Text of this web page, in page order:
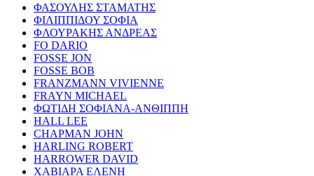
ΦΑΣΟΥΛΗΣ ΣΤΑΜΑΤΗΣ
ΦΙΛΙΠΠΙΔΟΥ ΣΟΦΙΑ
ΦΛΟΥΡΑΚΗΣ ΑΝΔΡΕΑΣ
FO DARIO
FOSSE JON
FOSSE BOB
FRANZMANN VIVIENNE
FRAYN MICHAEL
ΦΩΤΙΔΗ ΣΟΦΙΑΝΑ-ΑΝΘΙΠΠΗ
HALL LEE
CHAPMAN JOHN
HARLING ROBERT
HARROWER DAVID
ΧΑΒΙΑΡΑ ΕΛΕΝΗ